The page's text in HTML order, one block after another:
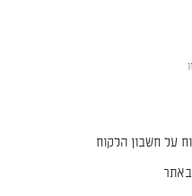
על חשבון הלקוח